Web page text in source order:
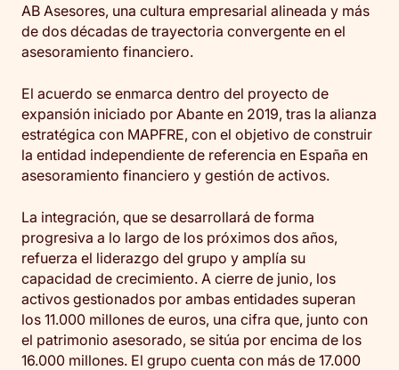
AB Asesores, una cultura empresarial alineada y más
de dos décadas de trayectoria convergente en el
asesoramiento financiero.
El acuerdo se enmarca dentro del proyecto de
expansión iniciado por Abante en 2019, tras la alianza
estratégica con MAPFRE, con el objetivo de construir
la entidad independiente de referencia en España en
asesoramiento financiero y gestión de activos.
La integración, que se desarrollará de forma
progresiva a lo largo de los próximos dos años,
refuerza el liderazgo del grupo y amplía su
capacidad de crecimiento. A cierre de junio, los
activos gestionados por ambas entidades superan
los 11.000 millones de euros, una cifra que, junto con
el patrimonio asesorado, se sitúa por encima de los
16.000 millones. El grupo cuenta con más de 17.000